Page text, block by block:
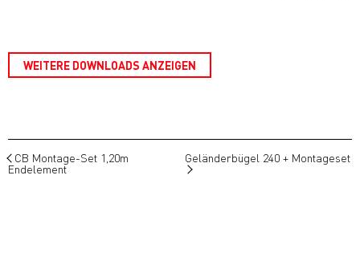
WEITERE DOWNLOADS ANZEIGEN
CB Montage-Set 1,20m
Endelement
Geländerbügel 240 + Montageset